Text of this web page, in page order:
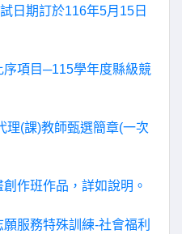
日期訂於116年5月15日
項目─115學年度縣級競
理(課)教師甄選簡章(一次
作班作品，詳如說明。
服務特殊訓練-社會福利